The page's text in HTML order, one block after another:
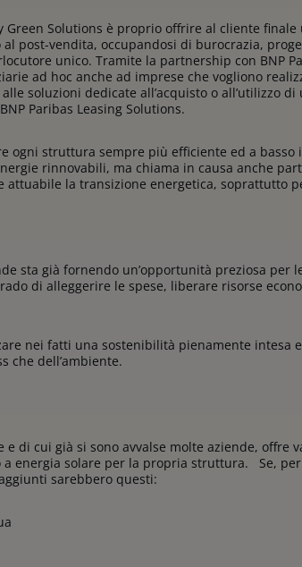
Green Solutions è proprio offrire al cliente
post-vendita, occupandosi di burocrazia,
unico. Tramite la partnership con BNP
ad hoc anche ad imprese che vogliono
soluzioni dedicate all’acquisto o all’utilizzo di
Paribas Leasing Solutions.
ogni struttura sempre più efficiente ed a
rinnovabili, ma chiama in causa anche
attuabile la transizione energetica, soprattutto
sta già fornendo un’opportunità preziosa per
di alleggerire le spese, liberare risorse
nei fatti una sostenibilità pienamente intesa
che dell’ambiente.
e di cui già si sono avvalse molte aziende, offre
energia solare per la propria struttura. Se,
sarebbero questi: